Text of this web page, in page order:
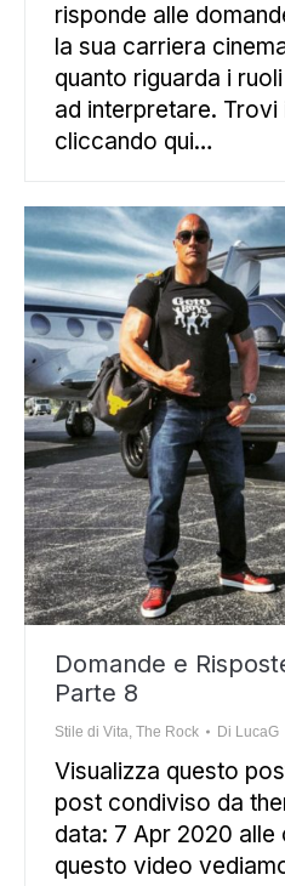
risponde alle
la sua carriera
quanto riguarda i
ad interpretare.
cliccando qui…
Domande e
Parte 8
Stile di Vita, The Rock Di LucaG
Visualizza questo
post condiviso da
data: 7 Apr 2020 alle
questo video